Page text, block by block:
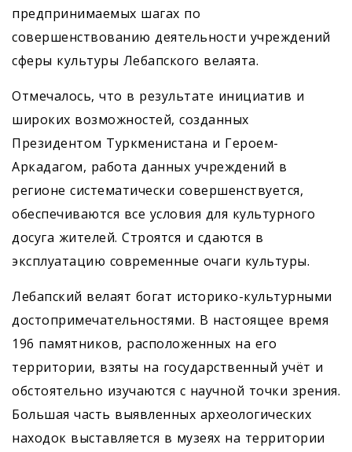
предпринимаемых шагах по
совершенствованию деятельности учреждений
сферы культуры Лебапского велаята.
Отмечалось, что в результате инициатив и
широких возможностей, созданных
Президентом Туркменистана и Героем-
Аркадагом, работа данных учреждений в
регионе систематически совершенствуется,
обеспечиваются все условия для культурного
досуга жителей. Строятся и сдаются в
эксплуатацию ­современные очаги культуры.
Лебапский велаят богат историко-культурными
достопримечательностями. В настоящее время
196 памятников, расположенных на его
территории, взяты на государственный учёт и
обстоятельно изучаются с научной точки зрения.
Большая часть выявленных археологических
находок выставляется в музеях на территории